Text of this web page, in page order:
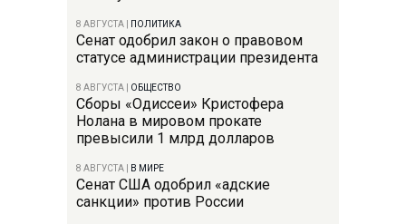
8 АВГУСТА ПОЛИТИКА
Сенат одобрил закон о правовом
статусе администрации президента
8 АВГУСТА ОБЩЕСТВО
Сборы «Одиссеи» Кристофера
Нолана в мировом прокате
превысили 1 млрд долларов
8 АВГУСТА В МИРЕ
Сенат США одобрил «адские
санкции» против России